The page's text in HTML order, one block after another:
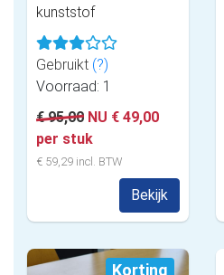
kunststof
Gebruikt (?)
Voorraad: 1
€ 95,00 NU € 49,00
per stuk
€ 59,29 incl. BTW
Bekijk
Korting